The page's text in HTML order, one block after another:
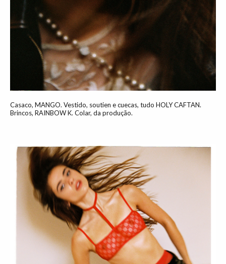
Casaco, MANGO. Vestido, soutien e cuecas, tudo HOLY CAFTAN.
Brincos, RAINBOW K. Colar, da produção.